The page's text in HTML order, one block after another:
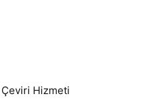
Hizmeti